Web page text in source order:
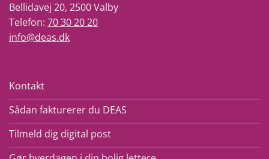
Bellidavej 20, 2500 Valby
Telefon: 70 30 20 20
info@deas.dk
Kontakt
Sådan fakturerer du DEAS
Tilmeld dig digital post